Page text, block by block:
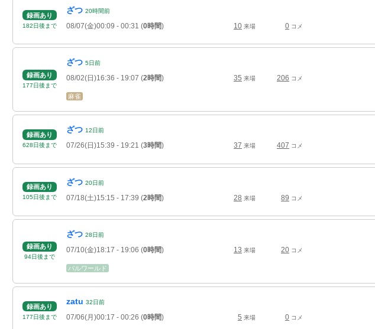
録画あり
182日後 まで
ざつ 20時間前
08/07(金)00:09 - 00:31 (0時間) 10 来場 0 コメ
録画あり
177日後 まで
ざつ 5日前
08/02(日)16:36 - 19:07 (2時間) 35 来場 206 コメ
麻雀
録画あり
628日後 まで
ざつ 12 日前
07/26(日)15:39 - 19:21 (3時間) 37 来場 407 コメ
録画あり
105日後 まで
ざつ 20日前
07/18(土)15:15 - 17:39 (2時間) 28 来場 89 コメ
録画あり
94日後 まで
ざつ 28日前
07/10(金)18:17 - 19:06 (0時間) 13 来場 20 コメ
パルワールド
録画あり
177日後 まで
zatu 32日前
07/06(月)00:17 - 00:26 (0時間) 5 来場 0 コメ